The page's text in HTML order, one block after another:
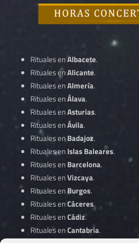
Rituales enAlbacete.
Rituales enAlicante.
Rituales enAlmería.
Rituales enÁlava.
Rituales enAsturias.
Rituales enÁvila.
Rituales en Badajoz.
Rituales en Islas Baleares.
Rituales en Barcelona.
Rituales enVizcaya.
Rituales en Burgos.
Rituales enCáceres.
Rituales enCádiz.
Rituales enCantabria.